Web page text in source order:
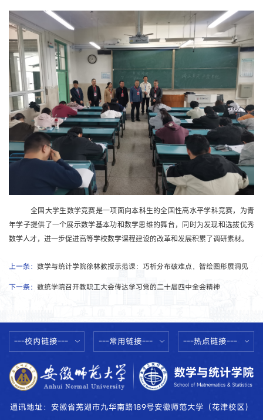
全国大学生数学竞赛是一项面向本科生的全国性高水平学科竞赛，为青
年学子提供了一个展示数学基本功和数学思维的舞台，同时为发现和选拔优秀
数学人才，进一步促进高等学校数学课程建设的改革和发展积累了调研素材。
上一条： 数学与统计学院徐林教授示范课：巧析分布破难点，智绘图形展洞见
下一条： 数统学院召开教职工大会传达学习党的二十届四中全会精神
---校内链接--- ---常用链接--- ---热点链接---
通讯地址：安徽省芜湖市九华南路189号安徽师范大学（花津校区）